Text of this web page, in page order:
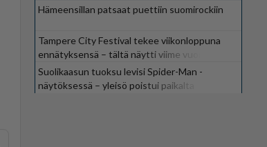
Hämeensillan patsaat puettiin suomirockiin
Tampere City Festival tekee viikonloppuna
ennätyksensä – tältä näytti viime vuonna
Suolikaasun tuoksu levisi Spider-Man -
näytöksessä – yleisö poistui paikalta